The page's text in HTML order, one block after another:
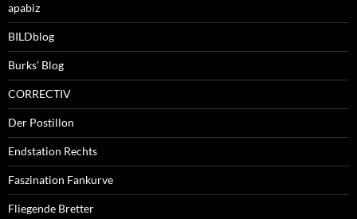
apabiz
BILDblog
Burks’ Blog
CORRECTIV
Der Postillon
Endstation Rechts
Faszination Fankurve
Fliegende Bretter